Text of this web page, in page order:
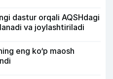
dastur orqali AQSHdagi
va joylashtiriladi
eng ko‘p maosh